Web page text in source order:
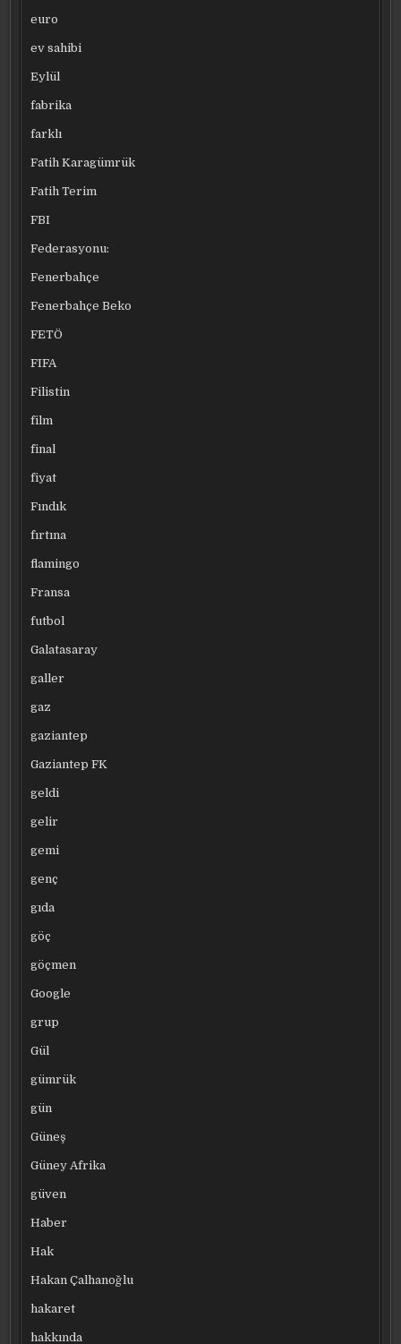
euro
ev sahibi
Eylül
fabrika
farklı
Fatih Karagümrük
Fatih Terim
FBI
Federasyonu:
Fenerbahçe
Fenerbahçe Beko
FETÖ
FIFA
Filistin
film
final
fiyat
Fındık
fırtına
flamingo
Fransa
futbol
Galatasaray
galler
gaz
gaziantep
Gaziantep FK
geldi
gelir
gemi
genç
gıda
göç
göçmen
Google
grup
Gül
gümrük
gün
Güneş
Güney Afrika
güven
Haber
Hak
Hakan Çalhanoğlu
hakaret
hakkında